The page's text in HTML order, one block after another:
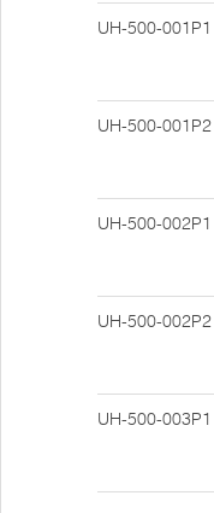
UH-500-001P1
UH-500-001P2
UH-500-002P1
UH-500-002P2
UH-500-003P1